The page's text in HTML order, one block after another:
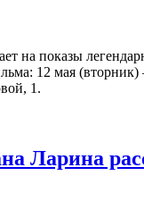
на показы
12 мая
1.
Ларина